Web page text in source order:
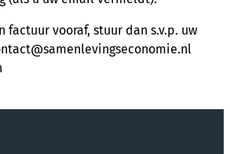
factuur vooraf, stuur dan s.v.p. uw